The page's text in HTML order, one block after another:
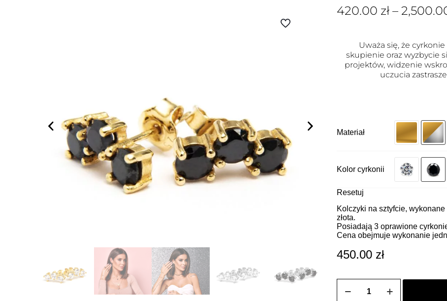
420.00 zł –
Uważa się, że
skupienie oraz wyzbycie
projektów, widzenie
uczucia
Materiał
Kolor cyrkonii
Resetuj
Kolczyki na sztyfcie,
złota.
Posiadają 3 oprawione
Cena obejmuje wykonanie
450.00 zł
Kolczyki